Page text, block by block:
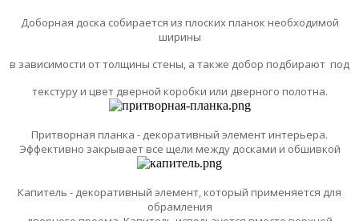
Доборная доска собирается из плоских планок необходимой
ширины
в зависимости от толщины стены, а также добор подбирают под
текстуру и цвет дверной коробки или дверного полотна.
Притворная планка - декоративный элемент интерьера.
Эффективно закрывает все щели между досками и обшивкой
Капитель - декоративный элемент, который применяется для
обрамления